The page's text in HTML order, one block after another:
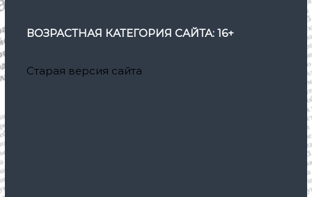
ВОЗРАСТНАЯ КАТЕГОРИЯ САЙТА: 16+
Старая версия сайта